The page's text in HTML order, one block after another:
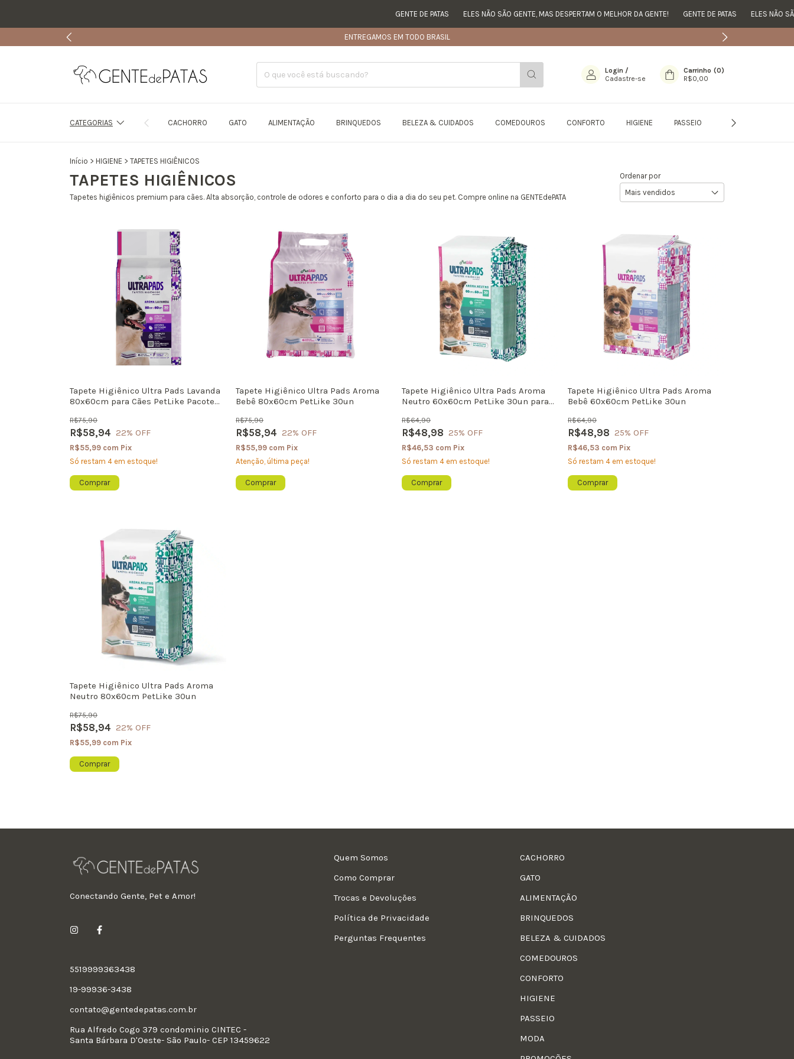
GENTE DE PATAS ELES NÃO SÃO GENTE, MAS DESPERTAM O MELHOR DA GENTE! GENTE DE PATAS ELES NÃO SÃO
ENTREGAMOS EM TODO BRASIL
Login /
Cadastre-se
Carrinho (0)
R$0,00
CATEGORIAS CACHORRO GATO ALIMENTAÇÃO BRINQUEDOS BELEZA & CUIDADOS COMEDOUROS CONFORTO HIGIENE PASSEIO MODA
Início > HIGIENE > TAPETES HIGIÊNICOS
TAPETES HIGIÊNICOS
Tapetes higiênicos premium para cães. Alta absorção, controle de odores e conforto para o dia a dia do seu pet. Compre online na GENTEdePATA
Ordenar por
Tapete Higiênico Ultra Pads Lavanda
80x60cm para Cães PetLike Pacote
R$58,94
R$75,90
22% OFF
R$55,99 com Pix
Só restam 4 em estoque!
Tapete Higiênico Ultra Pads Aroma
Bebê 80x60cm PetLike 30un
R$58,94
R$75,90
22% OFF
R$55,99 com Pix
Atenção, última peça!
Tapete Higiênico Ultra Pads Aroma
Neutro 60x60cm PetLike 30un para
R$48,98
R$64,90
25% OFF
R$46,53 com Pix
Só restam 4 em estoque!
Tapete Higiênico Ultra Pads Aroma
Bebê 60x60cm PetLike 30un
R$48,98
R$64,90
25% OFF
R$46,53 com Pix
Só restam 4 em estoque!
Tapete Higiênico Ultra Pads Aroma
Neutro 80x60cm PetLike 30un
R$58,94
R$75,90
22% OFF
R$55,99 com Pix
Conectando Gente, Pet e Amor!
5519999363438
19-99936-3438
contato@gentedepatas.com.br
Rua Alfredo Cogo 379 condominio CINTEC -
Santa Bárbara D'Oeste- São Paulo- CEP 13459622
Quem Somos
Como Comprar
Trocas e Devoluções
Política de Privacidade
Perguntas Frequentes
CACHORRO
GATO
ALIMENTAÇÃO
BRINQUEDOS
BELEZA & CUIDADOS
COMEDOUROS
CONFORTO
HIGIENE
PASSEIO
MODA